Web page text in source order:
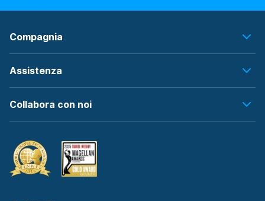
Compagnia
Assistenza
Collabora con noi